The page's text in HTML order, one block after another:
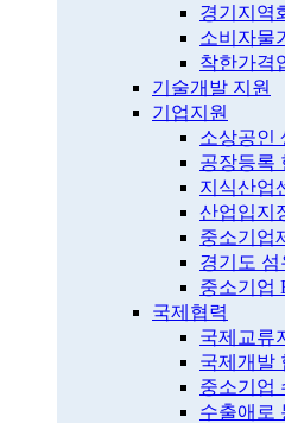
경기지역
소비자물
착한가격
기술개발 지원
기업지원
소상공인
공장등록
지식산업
산업입지
중소기업
경기도
중소기업
국제협력
국제교류
국제개발
중소기업
수출애로